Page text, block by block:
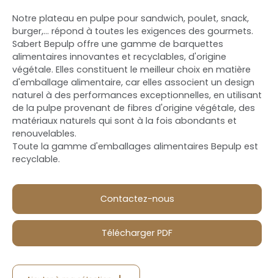
Notre plateau en pulpe pour sandwich, poulet, snack,
burger,... répond à toutes les exigences des gourmets.
Sabert Bepulp offre une gamme de barquettes
alimentaires innovantes et recyclables, d'origine
végétale. Elles constituent le meilleur choix en matière
d'emballage alimentaire, car elles associent un design
naturel à des performances exceptionnelles, en utilisant
de la pulpe provenant de fibres d'origine végétale, des
matériaux naturels qui sont à la fois abondants et
renouvelables.
Toute la gamme d'emballages alimentaires Bepulp est
recyclable.
Contactez-nous
Télécharger PDF